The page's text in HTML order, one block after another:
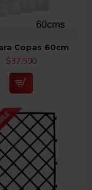
Copas 60cm
$37,500